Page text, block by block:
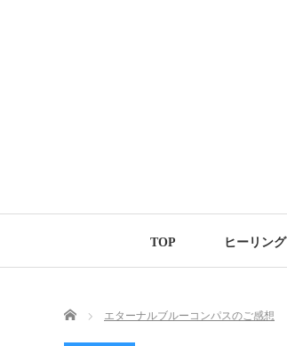
TOP ヒーリング
Home エターナルブルーコンパスのご感想